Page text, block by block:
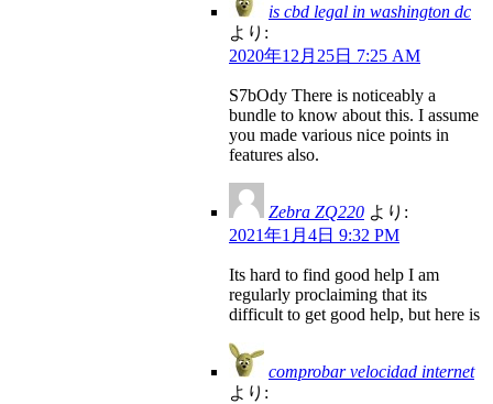
is cbd legal in washington dc
より:
2020年12月25日 7:25 AM
S7bOdy There is noticeably a
bundle to know about this. I assume
you made various nice points in
features also.
Zebra ZQ220 より:
2021年1月4日 9:32 PM
Its hard to find good help I am
regularly proclaiming that its
difficult to get good help, but here is
comprobar velocidad internet
より: